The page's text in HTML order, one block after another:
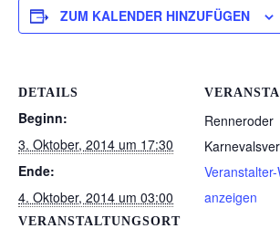
ZUM KALENDER HINZUFÜGEN
DETAILS
Beginn:
3. Oktober, 2014 um 17:30
Ende:
4. Oktober, 2014 um 03:00
VERANSTALTUNGSORT
Renneroder
anzeigen